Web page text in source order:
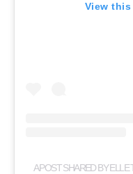
View
A POST SHARED BY